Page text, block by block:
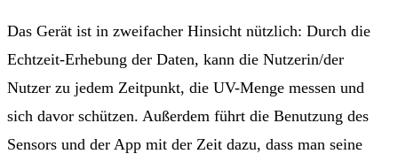
Das Gerät ist in zweifacher Hinsicht nützlich: Durch die
Echtzeit-Erhebung der Daten, kann die Nutzerin/der
Nutzer zu jedem Zeitpunkt, die UV-Menge messen und
sich davor schützen. Außerdem führt die Benutzung des
Sensors und der App mit der Zeit dazu, dass man seine